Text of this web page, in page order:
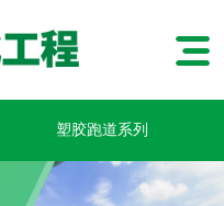
塑胶跑道系列